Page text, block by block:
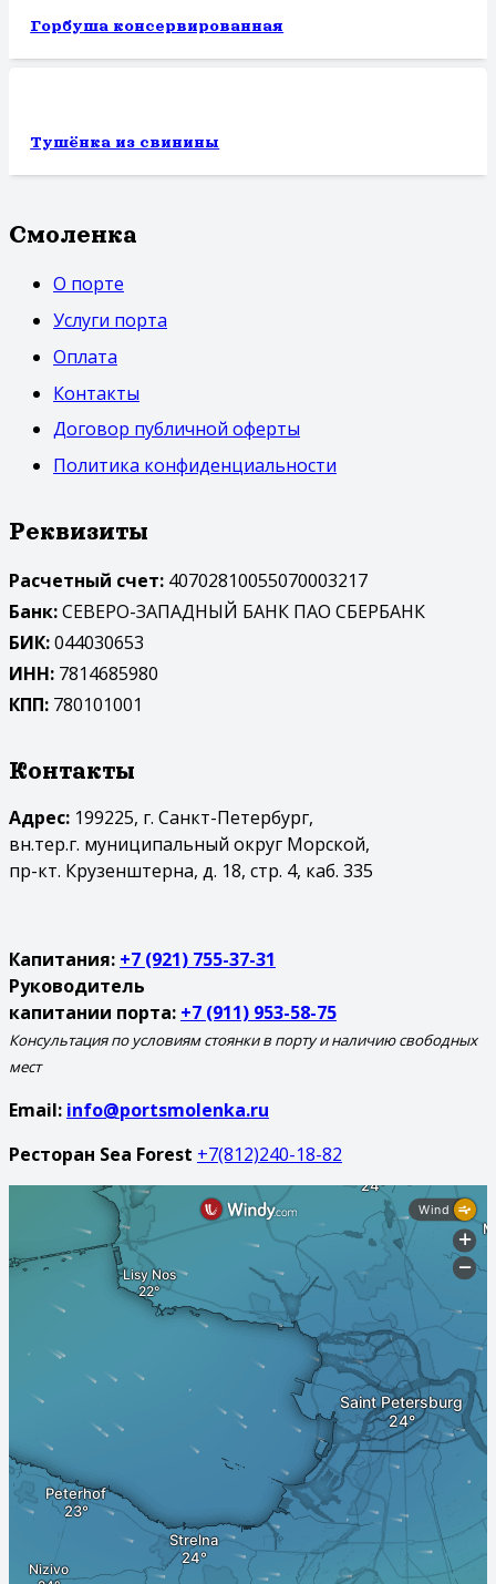
Горбуша консервированная
Тушёнка из свинины
Смоленка
О порте
Услуги порта
Оплата
Контакты
Договор публичной оферты
Политика конфиденциальности
Реквизиты
Расчетный счет: 40702810055070003217
Банк:СЕВЕРО-ЗАПАДНЫЙ БАНК ПАО СБЕРБАНК
БИК:044030653
ИНН: 7814685980
КПП: 780101001
Контакты
Адрес: 199225, г. Санкт-Петербург,
вн.тер.г. муниципальный округ Морской,
пр-кт. Крузенштерна, д. 18, стр. 4, каб. 335
Капитания: +7 (921) 755-37-31
Руководитель
капитании порта: +7 (911) 953-58-75
Консультация по условиям стоянки в порту и наличию свободных
мест
Email: info@portsmolenka.ru
Ресторан Sea Forest +7(812)240-18-82